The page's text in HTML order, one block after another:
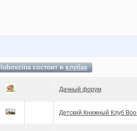
lubovzina состоит вклубах
Дачный форум
Детский Книжный Клуб